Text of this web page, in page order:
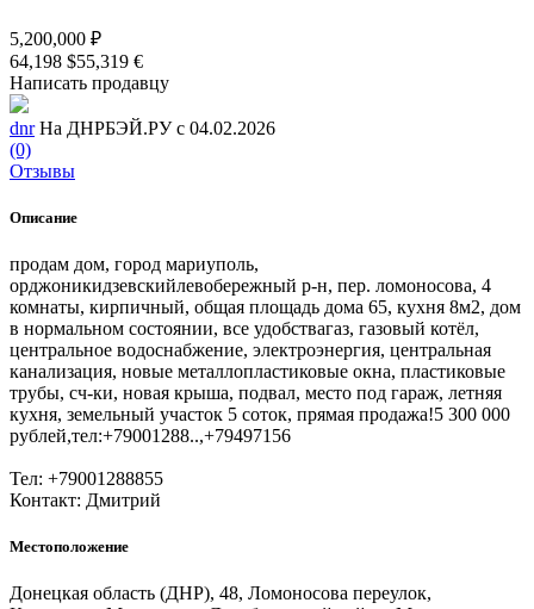
5,200,000 ₽
64,198 $55,319 €
Написать продавцу
dnr На ДНРБЭЙ.РУ с 04.02.2026
(0)
Отзывы
Описание
продам дом, город мариуполь,
орджоникидзевскийлевобережный р-н, пер. ломоносова, 4
комнаты, кирпичный, общая площадь дома 65, кухня 8м2, дом
в нормальном состоянии, все удобствагаз, газовый котёл,
центральное водоснабжение, электроэнергия, центральная
канализация, новые металлопластиковые окна, пластиковые
трубы, сч-ки, новая крыша, подвал, место под гараж, летняя
кухня, земельный участок 5 соток, прямая продажа!5 300 000
рублей,тел:+79001288..,+79497156
Тел: +79001288855
Контакт: Дмитрий
Местоположение
Донецкая область (ДНР), 48, Ломоносова переулок,